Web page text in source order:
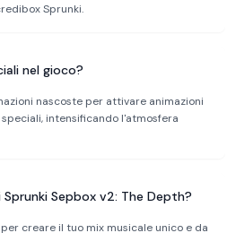
Sprunki.
nel gioco?
nascoste per attivare animazioni
intensificando l'atmosfera
Sepbox v2: The Depth?
creare il tuo mix musicale unico e da